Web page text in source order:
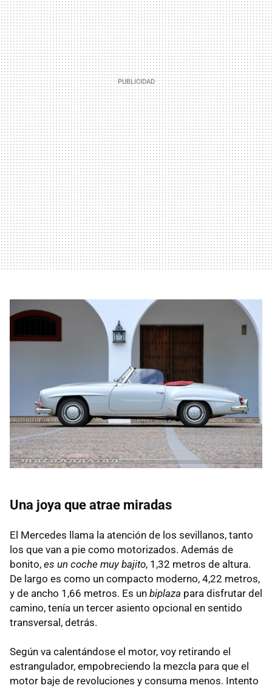
Una joya que atrae miradas
El Mercedes llama la atención de los sevillanos, tanto
los que van a pie como motorizados. Además de
bonito, es un coche muy bajito, 1,32 metros de altura.
De largo es como un compacto moderno, 4,22 metros,
y de ancho 1,66 metros. Es un biplaza para disfrutar del
camino, tenía un tercer asiento opcional en sentido
transversal, detrás.
Según va calentándose el motor, voy retirando el
estrangulador, empobreciendo la mezcla para que el
motor baje de revoluciones y consuma menos. Intento